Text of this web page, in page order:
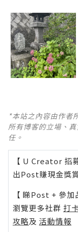
*本站之內容由作者
所有博客的立場、
任。
【 U Creator 招募
出Post賺現金獎
【 睇Post + 參加
瀏覽更多社群 打
攻略及 活動情報